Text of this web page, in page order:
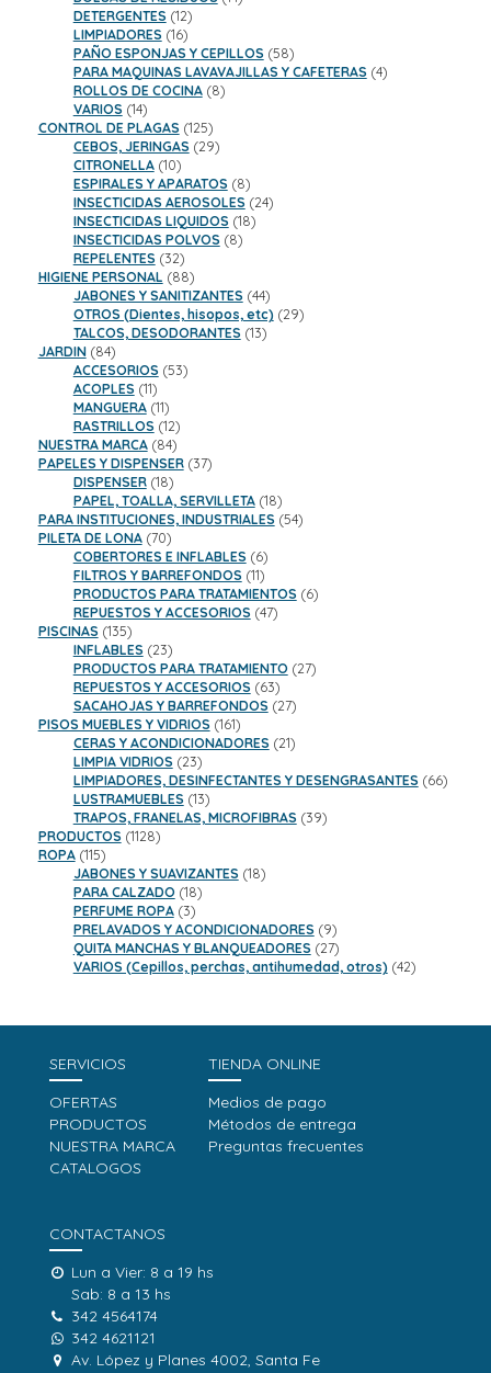
DETERGENTES 1212
productos
LIMPIADORES 1616
productos
PAÑO ESPONJAS Y CEPILLOS 5858
productos
PARA MAQUINAS LAVAVAJILLAS Y CAFETERAS 44
ROLLOS DE COCINA 88
VARIOS 1414
productos
CONTROL DE PLAGAS 125125
productos
CEBOS, JERINGAS 2929
CITRONELLA 1010
productos
ESPIRALES Y APARATOS 88
productos
INSECTICIDAS AEROSOLES 2424
INSECTICIDAS LIQUIDOS 1818
INSECTICIDAS POLVOS 88
REPELENTES 3232
productos
HIGIENE PERSONAL 8888
productos
JABONES Y SANITIZANTES 4444
productos
OTROS (Dientes, hisopos, etc) 2929
TALCOS, DESODORANTES 1313
JARDIN 8484
productos
ACCESORIOS 5353
ACOPLES 1111
productos
MANGUERA 1111
productos
RASTRILLOS 1212
productos
NUESTRA MARCA 8484
productos
PAPELES Y DISPENSER 3737
DISPENSER 1818
productos
PAPEL, TOALLA, SERVILLETA 1818
productos
PARA INSTITUCIONES, INDUSTRIALES 5454
PILETA DE LONA 7070
productos
COBERTORES E INFLABLES 66
productos
FILTROS Y BARREFONDOS 1111
productos
PRODUCTOS PARA TRATAMIENTOS 66
REPUESTOS Y ACCESORIOS 4747
PISCINAS 135135
productos
INFLABLES 2323
productos
PRODUCTOS PARA TRATAMIENTO 2727
REPUESTOS Y ACCESORIOS 6363
productos
SACAHOJAS Y BARREFONDOS 2727
PISOS MUEBLES Y VIDRIOS 161161
productos
CERAS Y ACONDICIONADORES 2121
LIMPIA VIDRIOS 2323
productos
LIMPIADORES, DESINFECTANTES Y DESENGRASANTES 6666
LUSTRAMUEBLES 1313
productos
TRAPOS, FRANELAS, MICROFIBRAS 3939
PRODUCTOS 11281128
ROPA 115115
productos
JABONES Y SUAVIZANTES 1818
PARA CALZADO 1818
PERFUME ROPA 33
productos
PRELAVADOS Y ACONDICIONADORES 99
productos
QUITA MANCHAS Y BLANQUEADORES 2727
productos
VARIOS (Cepillos, perchas, antihumedad, otros) 4242
SERVICIOS
OFERTAS
PRODUCTOS
NUESTRA MARCA
CATALOGOS
TIENDA ONLINE
Medios de pago
Métodos de entrega
Preguntas frecuentes
CONTACTANOS
Lun a Vier: 8 a 19 hs
Sab: 8 a 13 hs
342 4564174
342 4621121
Av. López y Planes 4002, Santa Fe